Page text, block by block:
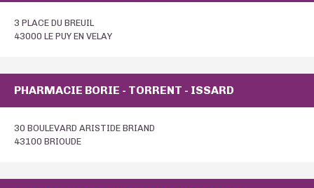
3 PLACE DU BREUIL
43000 LE PUY EN VELAY
PHARMACIE BORIE - TORRENT - ISSARD
30 BOULEVARD ARISTIDE BRIAND
43100 BRIOUDE